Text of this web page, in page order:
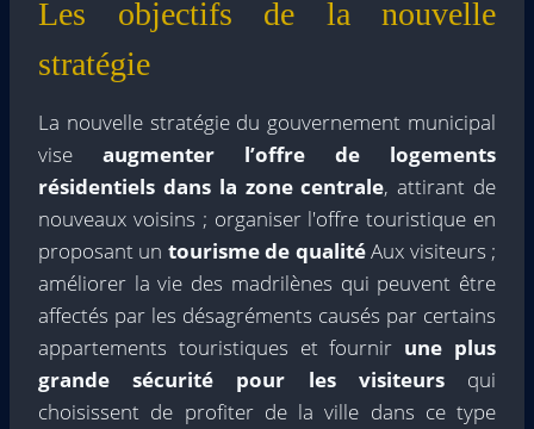
Les objectifs de la nouvelle
stratégie
La nouvelle stratégie du gouvernement municipal
vise augmenter l’offre de logements
résidentiels dans la zone centrale, attirant de
nouveaux voisins ; organiser l'offre touristique en
proposant un tourisme de qualitéAux visiteurs ;
améliorer la vie des madrilènes qui peuvent être
affectés par les désagréments causés par certains
appartements touristiques et fournir une plus
grande sécurité pour les visiteursqui
choisissent de profiter de la ville dans ce type